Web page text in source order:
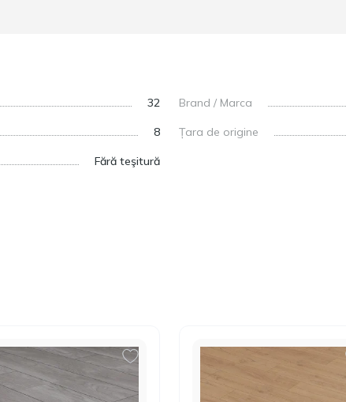
32
8
Fără teşitură
Brand / Marca
Țara de origine